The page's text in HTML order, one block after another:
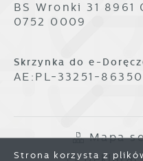
BS Wronki 31
0752 0009
Skrzynka do e-
AE:PL-33251-
Mapa
Strona korzysta z